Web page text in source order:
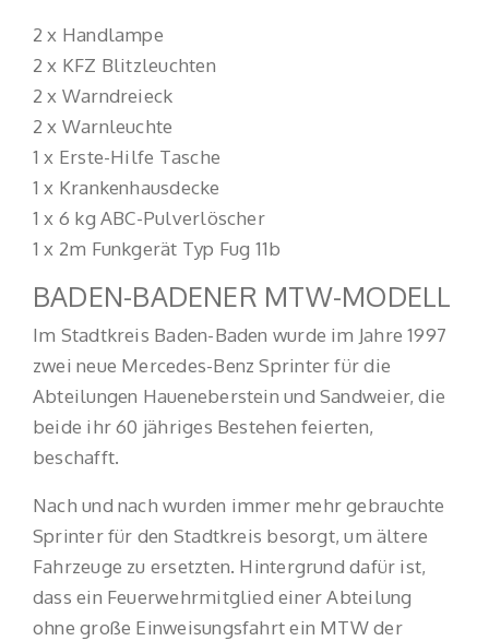
2 x Handlampe
2 x KFZ Blitzleuchten
2 x Warndreieck
2 x Warnleuchte
1 x Erste-Hilfe Tasche
1 x Krankenhausdecke
1 x 6 kg ABC-Pulverlöscher
1 x 2m Funkgerät Typ Fug 11b
BADEN-BADENER MTW-MODELL
Im Stadtkreis Baden-Baden wurde im Jahre 1997
zwei neue Mercedes-Benz Sprinter für die
Abteilungen Haueneberstein und Sandweier, die
beide ihr 60 jähriges Bestehen feierten,
beschafft.
Nach und nach wurden immer mehr gebrauchte
Sprinter für den Stadtkreis besorgt, um ältere
Fahrzeuge zu ersetzten. Hintergrund dafür ist,
dass ein Feuerwehrmitglied einer Abteilung
ohne große Einweisungsfahrt ein MTW der